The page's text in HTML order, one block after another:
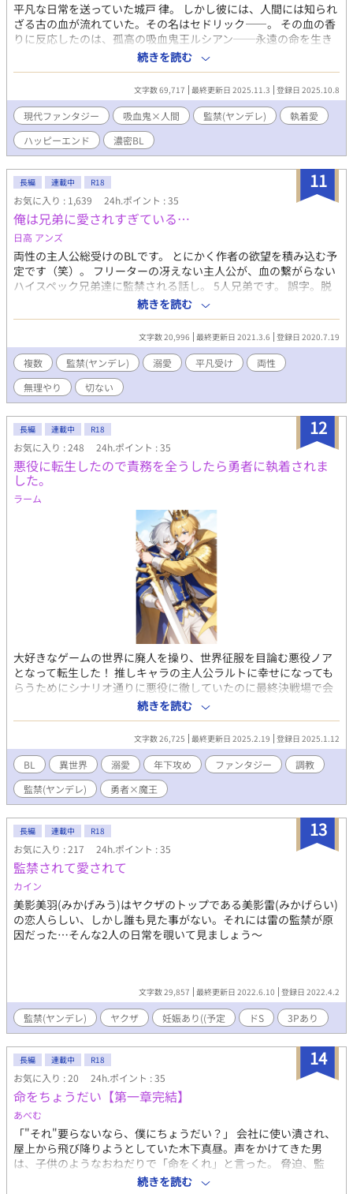
平凡な日常を送っていた城戸 律。 しかし彼には、人間には知られ
ざる古の血が流れていた。その名はセドリック――。 その血の香
りに反応したのは、孤高の吸血鬼王ルシアン──永遠の命を生き
る彼にとって、セドリックは、たった一人の「番」であり、唯一
無二の存在だった。 しかし彼は自分の運命を拒む。 「俺は、お前
のものじゃない――！」 恐怖と抗拒、そして身体と心を深く侵さ
れていく感覚。 だが、拒むほどに増すルシアンの溺愛は、狂気的
で執着に満ちていた。 運命に抗う人間と、愛ゆえに狂う吸血鬼
――。 永遠に続く夜の館で繰り広げられる、極限の監禁愛。 血と
心を捧げさせられたその瞬間、彼は初めて知ってしまう──それ
が絶望なのか、それとも至上の幸福なのかもわからぬまま、抗え
ぬほどに深く愛されるという感覚を。 吸血鬼×｜血筋末裔《ちす
じまつえい》で濃密BL
続きを読む
文字数 69,717 最終更新日 2025.11.3 登録日 2025.10.8
現代ファンタジー 吸血鬼×人間 監禁(ヤンデレ)
執着愛
ハッピーエンド
濃密BL
11
長編 連載中 R18
お気に入り : 1,639 24h.ポイント : 35
俺は兄弟に愛されすぎている…
日高 アンズ
両性の主人公総受けのBLです。 とにかく作者の欲望を積み込む予
定です（笑）。 フリーターの冴えない主人公が、血の繋がらない
ハイスペック兄弟達に監禁される話し。 5人兄弟です。 誤字。脱
字などがあったら申し訳ないです。 少し分かりにくい表現あるか
もしれません。
続きを読む
文字数 20,996 最終更新日 2021.3.6 登録日 2020.7.19
複数 監禁(ヤンデレ) 溺愛 平凡受け
両性
無理やり
切ない
12
長編 連載中 R18
お気に入り : 248 24h.ポイント : 35
悪役に転生したので責務を全うしたら勇者に執着されま
した。
ラーム
大好きなゲームの世界に廃人を操り、世界征服を目論む悪役ノア
となって転生した！ 推しキャラの主人公ラルトに幸せになっても
らうためにシナリオ通りに悪役に徹していたのに最終決戦場で会
ったラルトは様子がおかしくて… 勇者×悪役の王道blです。 監禁
などの表現が出るため、苦手な方は🔙お願いします🙏
続きを読む
文字数 26,725 最終更新日 2025.2.19 登録日 2025.1.12
BL 異世界 溺愛 年下攻め ファンタジー
調教
監禁(ヤンデレ)
勇者×魔王
13
長編 連載中 R18
お気に入り : 217 24h.ポイント : 35
監禁されて愛されて
カイン
美影美羽(みかげみう)はヤクザのトップである美影雷(みかげらい)
の恋人らしい、しかし誰も見た事がない。それには雷の監禁が原
因だった…そんな2人の日常を覗いて見ましょう〜
文字数 29,857 最終更新日 2022.6.10 登録日 2022.4.2
監禁(ヤンデレ) ヤクザ 妊娠あり((予定 ドS 3Pあり
14
長編 連載中 R18
お気に入り : 20 24h.ポイント : 35
命をちょうだい【第一章完結】
あべむ
「"それ"要らないなら、僕にちょうだい？」 会社に使い潰され、
屋上から飛び降りようとしていた木下真昼。声をかけてきた男
は、子供のようなおねだりで「命をくれ」と言った。 脅迫、監
禁、逃げ場のない甘やかし。男の歪んだ愛情に少しずつ侵食され
続きを読む